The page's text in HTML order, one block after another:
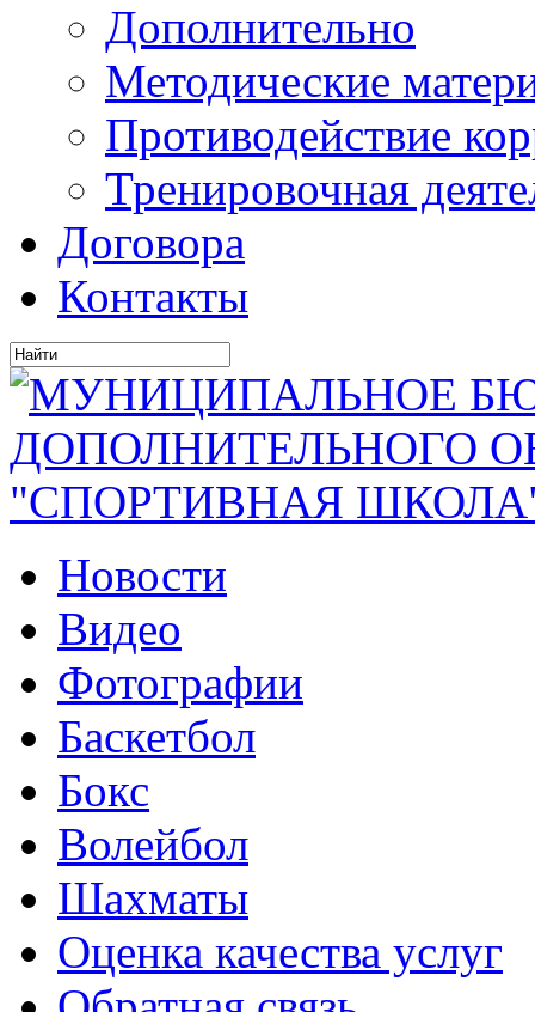
Дополнительно
Методические
Противодействие
Тренировочная
Договора
Контакты
Новости
Видео
Фотографии
Баскетбол
Бокс
Волейбол
Шахматы
Оценка качества услуг